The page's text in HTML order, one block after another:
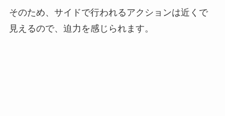
そのため、サイドで行われるアクションは近くで
見えるので、迫力を感じられます。